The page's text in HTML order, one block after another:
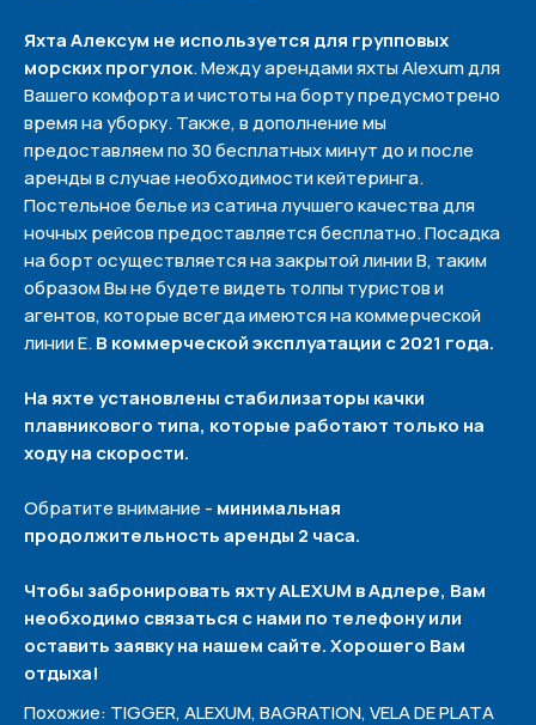
Яхта Алексум не используется для групповых
морских прогулок. Между арендами яхты Alexum для
Вашего комфорта и чистоты на борту предусмотрено
время на уборку. Также, в дополнение мы
предоставляем по 30 бесплатных минут до и после
аренды в случае необходимости кейтеринга.
Постельное белье из сатина лучшего качества для
ночных рейсов предоставляется бесплатно. Посадка
на борт осуществляется на закрытой линии B, таким
образом Вы не будете видеть толпы туристов и
агентов, которые всегда имеются на коммерческой
линии E.В коммерческой эксплуатации с 2021 года.
На яхте установлены стабилизаторы качки
плавникового типа, которые работают только на
ходу на скорости.
Обратите внимание - минимальная
продолжительность аренды 2 часа.
Чтобы забронировать яхту ALEXUM в Адлере, Вам
необходимо связаться с нами по телефону или
оставить заявку на нашем сайте. Хорошего Вам
отдыха!
Похожие: TIGGER, ALEXUM, BAGRATION, VELA DE PLATA
Похожие
Наши яхты
Контакты
О нас
Политика конфиденциальности
Контакты
+7 (938) 488-17-17
yachtvibe@yandex.ru